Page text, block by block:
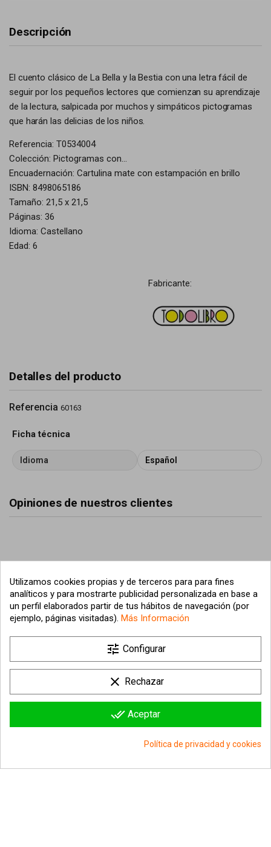
Descripción
El cuento clásico de La Bella y la Bestia con una letra fácil de
seguir por los pequeños lectores que comienzan su aprendizaje
de la lectura, salpicada por muchos y simpáticos pictogramas
que harán las delicias de los niños.
Referencia: T0534004
Colección: Pictogramas con...
Encuadernación: Cartulina mate con estampación en brillo
ISBN: 8498065186
Tamaño: 21,5 x 21,5
Páginas: 36
Idioma: Castellano
Edad: 6
Fabricante:
Detalles del producto
Referencia 60163
Ficha técnica
Idioma Español
Opiniones de nuestros clientes
Información sobre la tienda 
Utilizamos cookies propias y de terceros para para fines
analíticos y para mostrarte publicidad personalizada en base a
un perfil elaborados partir de tus hábitos de navegación (por
ejemplo, páginas visitadas). Más Información
tune Configurar
clear Rechazar
done_all Aceptar
Política de privacidad y cookies